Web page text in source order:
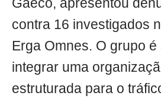
Gaeco, apresentou
contra 16 investigados
Erga Omnes. O grupo
integrar uma
estruturada para o